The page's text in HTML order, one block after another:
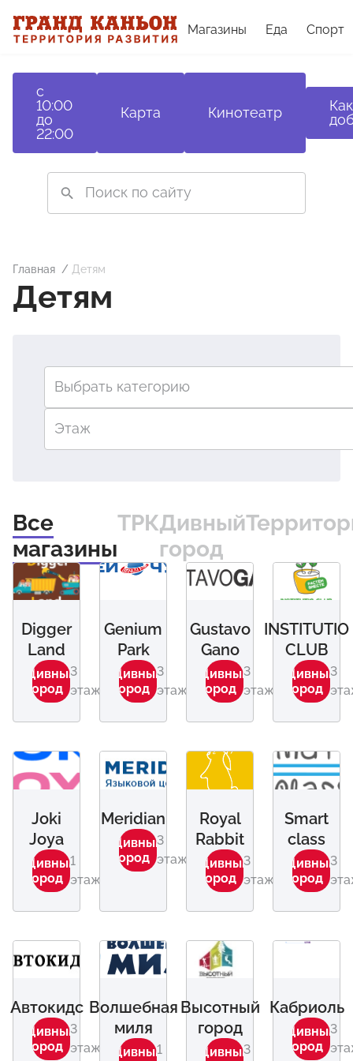
Магазины Еда Спорт
с
10:00
до
22:00
Карта Кинотеатр
Как
Главная Детям
Детям
Выбрать категорию
Этаж
Все
магазины
ТРКДивный
город
Digger
Land
Дивный
город
3
этаж
Genium
Park
Дивный
город
3
этаж
Gustavo
Gano
Дивный
город
3
этаж
INSTITUTIO
CLUB
Дивный
город
3
Joki
Joya
Дивный
город
1
этаж
Meridian
Дивный
город
3
этаж
Royal
Rabbit
Дивный
город
3
этаж
Smart
class
Дивный
город
3
Автокидс
Дивный
город
3
этаж
Волшебная
миля
Дивный
1
Высотный
город
Дивный
3
Кабриоль
Дивный
город
3